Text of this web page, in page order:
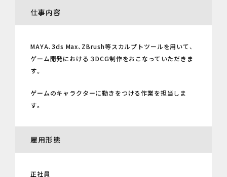
仕事内容
MAYA、3ds Max、ZBrush等スカルプトツールを用いて、
ゲーム開発における３DCG制作をおこなっていただきま
す。
ゲームのキャラクターに動きをつける作業を担当しま
す。
雇用形態
正社員